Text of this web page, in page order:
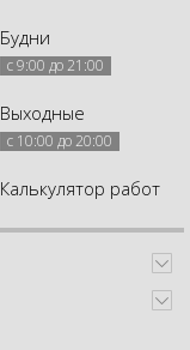
Будни
с 9:00 до 21:00
Выходные
с 10:00 до 20:00
Калькулятор работ